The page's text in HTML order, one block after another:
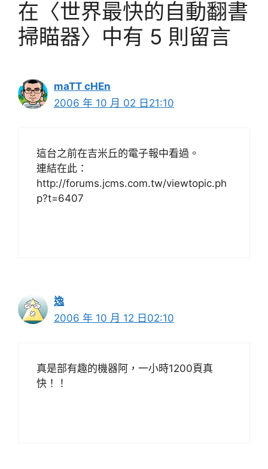
在〈世界最快的自動翻書
掃瞄器〉中有 5 則留言
maTT cHEn
2006 年 10 月 02 日21:10
這台之前在吉米丘的電子報中看過。
連結在此：
http://forums.jcms.com.tw/viewtopic.ph
p?t=6407
逸
2006 年 10 月 12 日02:10
真是部有趣的機器阿，一小時1200頁真
快！！